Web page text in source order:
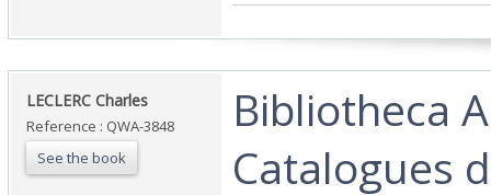
‎LECLERC Charles ‎
Reference : QWA-3848
See the book
‎Bibliotheca
Catalogues